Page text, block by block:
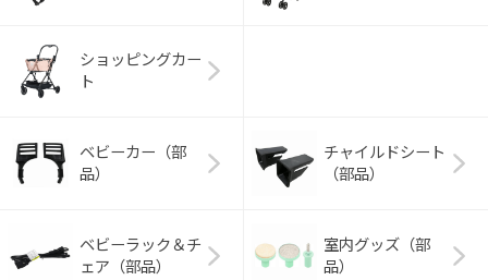
ショッピングカー
ト
ベビーカー（部
品）
チャイルドシート
（部品）
ベビーラック＆チ
ェア（部品）
室内グッズ（部
品）